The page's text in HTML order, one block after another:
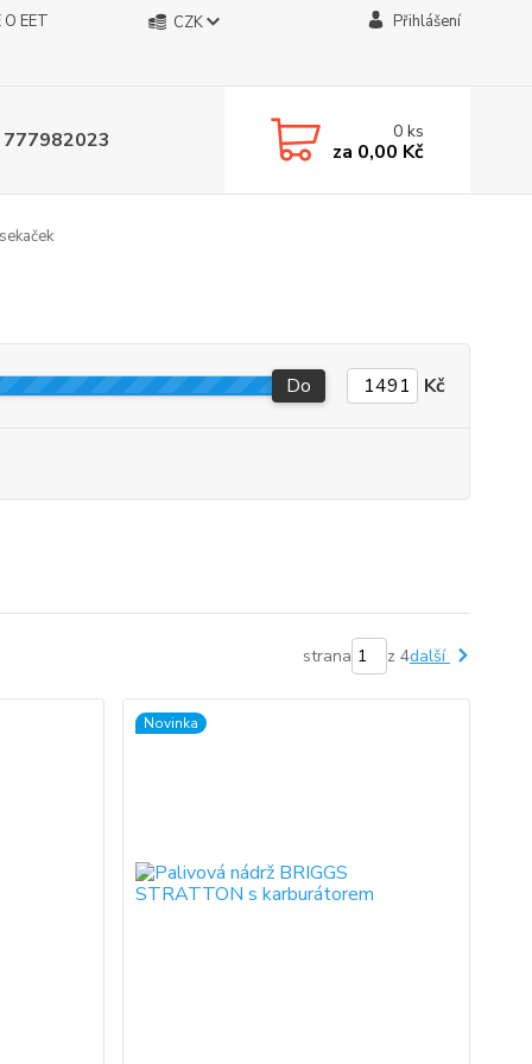
EET CZK Přihlášení
0ks
za 0,00 Kč
Do Kč
strana z 4další
Novinka